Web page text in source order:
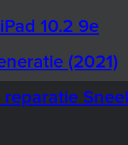
iPad 10.2 9e
(2021)
reparatie